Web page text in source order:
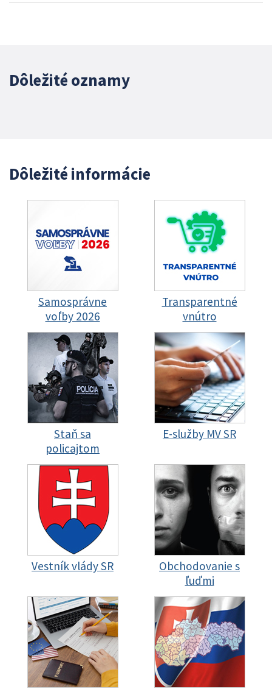
Dôležité oznamy
Dôležité informácie
Samosprávne
voľby 2026
Transparentné
vnútro
Staň sa
policajtom
E-služby MV SR
Vestník vlády SR
Obchodovanie s
ľuďmi